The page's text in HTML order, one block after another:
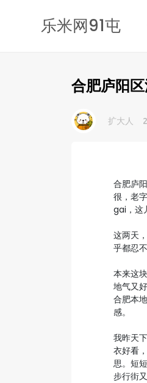
乐米网91屯
合肥庐阳
扩大人
合肥庐
很，老
gai，这
这两天
乎都忍
本来这
地气又
合肥本
感。
我昨天
衣好看
思。短
步行街